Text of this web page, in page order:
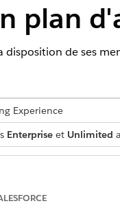
plan
de ses
Experience
Enterpriseet Unlimited